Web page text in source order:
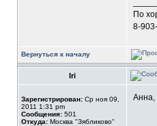
По
8-
Вернуться к началу
Iri
Зарегистрирован: Ср ноя 09,
2011 1:31 pm
Сообщения: 501
Откуда: Москва "Зябликово"
Анна,